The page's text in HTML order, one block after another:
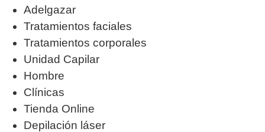
Adelgazar
Tratamientos faciales
Tratamientos corporales
Unidad Capilar
Hombre
Clínicas
Tienda Online
Depilación láser